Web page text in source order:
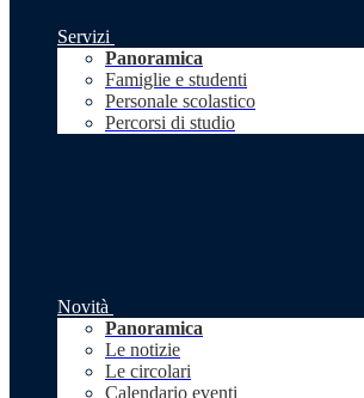
Servizi
Panoramica
Famiglie e studenti
Personale scolastico
Percorsi di studio
Novità
Panoramica
Le notizie
Le circolari
Calendario eventi